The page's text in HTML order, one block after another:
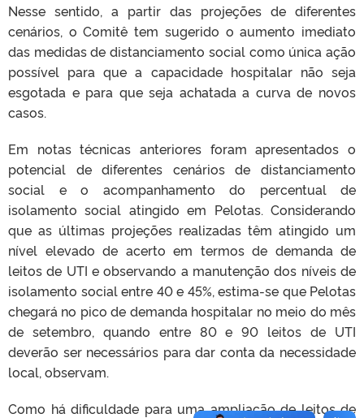
Nesse sentido, a partir das projeções de diferentes
cenários, o Comitê tem sugerido o aumento imediato
das medidas de distanciamento social como única ação
possível para que a capacidade hospitalar não seja
esgotada e para que seja achatada a curva de novos
casos.
Em notas técnicas anteriores foram apresentados o
potencial de diferentes cenários de distanciamento
social e o acompanhamento do percentual de
isolamento social atingido em Pelotas. Considerando
que as últimas projeções realizadas têm atingido um
nível elevado de acerto em termos de demanda de
leitos de UTI e observando a manutenção dos níveis de
isolamento social entre 40 e 45%, estima-se que Pelotas
chegará no pico de demanda hospitalar no meio do mês
de setembro, quando entre 80 e 90 leitos de UTI
deverão ser necessários para dar conta da necessidade
local, observam.
Como há dificuldade para uma ampliação de leitos de